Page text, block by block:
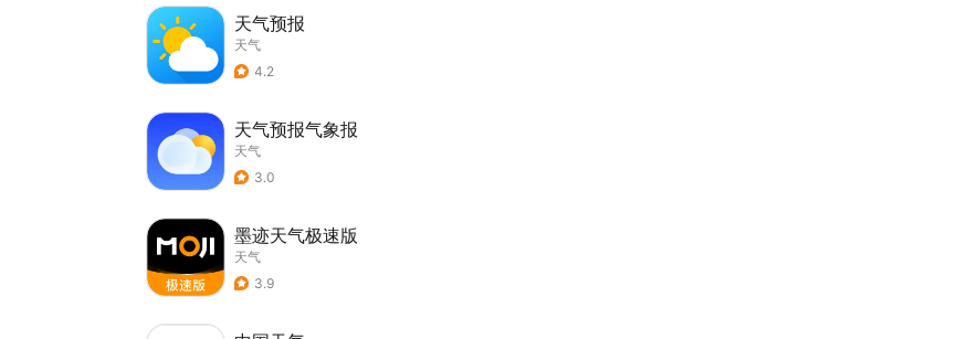
天气预报
天气
4.2
天气预报气象报
天气
3.0
墨迹天气极速版
天气
3.9